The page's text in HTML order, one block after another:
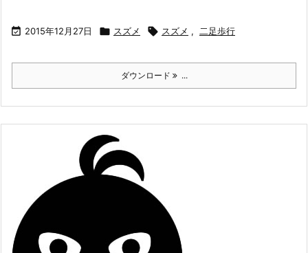
 2015年12月27日  スズメ  スズメ , 二足歩行
ダウンロード ...